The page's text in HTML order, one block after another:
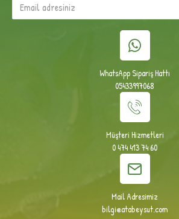
WhatsApp Sipariş Hattı
05433997068
Müşteri Hizmetleri
0 474 413 74 60
Mail Adresimiz
bilgi@atabeysut.com